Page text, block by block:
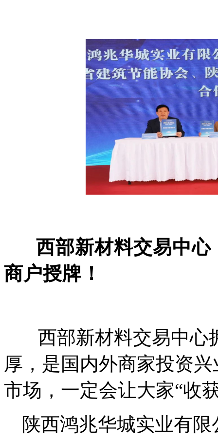
西部新材料交易中心
商户授牌！
西部新材料交易中心
厚，是国内外商家投资
市场，一定会让大家“收
陕西鸿兆华城实业有